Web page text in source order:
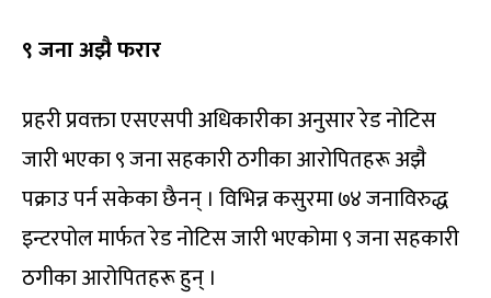
९ जना अझै फरार
प्रहरी प्रवक्ता एसएसपी अधिकारीका अनुसार रेड नोटिस
जारी भएका ९ जना सहकारी ठगीका आरोपितहरू अझै
पक्राउ पर्न सकेका छैनन् । विभिन्न कसुरमा ७४ जनाविरुद्ध
इन्टरपोल मार्फत रेड नोटिस जारी भएकोमा ९ जना सहकारी
ठगीका आरोपितहरू हुन् ।